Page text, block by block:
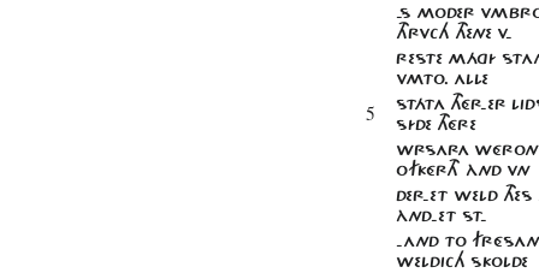
-S MODER
THRVCH THENE V-
RESTE MÁGÍ
VMTO. ALLE
5
STÁTA THÉR-ER
SÍDE THÉRE
WRSARA
OFKÉRTH ÀND VN
DER-ET WELD
ÀND-ET ST-
-AND TO
WELDICH SKOLDE